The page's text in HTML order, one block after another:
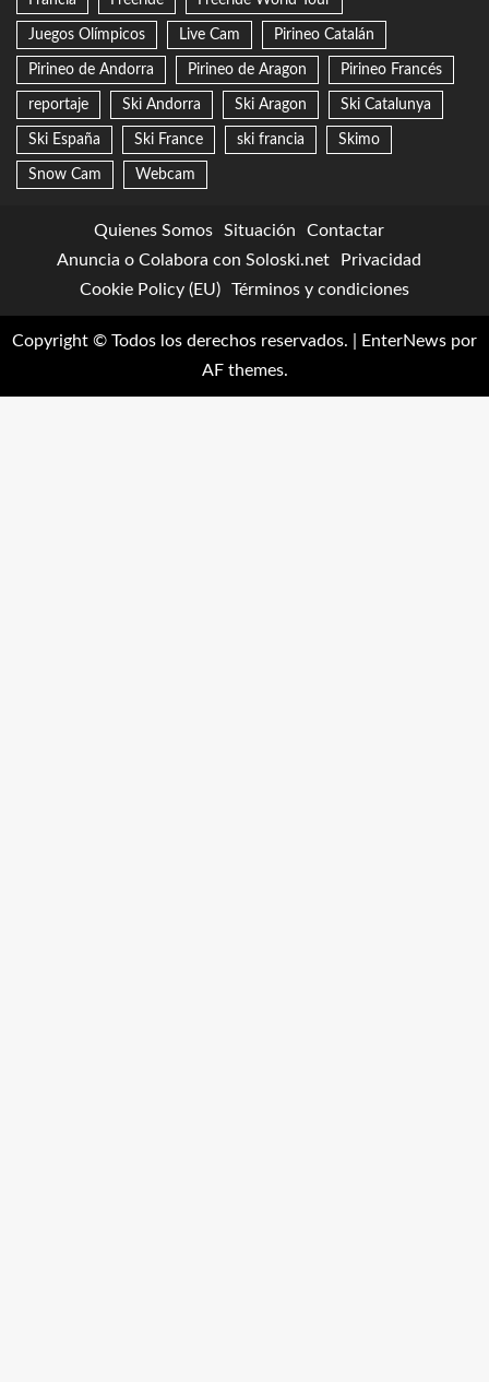
Juegos Olímpicos Live Cam Pirineo Catalán
Pirineo de Andorra Pirineo de Aragon Pirineo Francés
reportaje Ski Andorra Ski Aragon Ski Catalunya
Ski España Ski France ski francia Skimo
Snow Cam Webcam
Quienes Somos Situación
Contactar
Anuncia o Colabora con Soloski.net
Privacidad
Cookie Policy (EU)
Términos y condiciones
Copyright © Todos los derechos reservados. EnterNews por
AF themes.